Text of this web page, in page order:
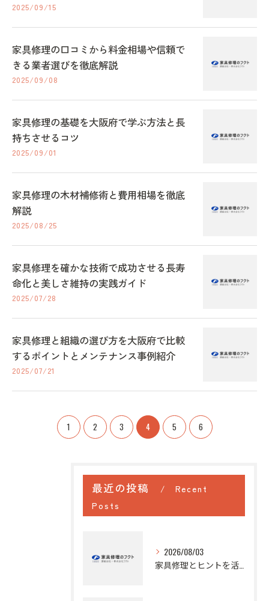
2025/09/15
家具修理の口コミから料金相場や信頼で
きる業者選びを徹底解説
2025/09/08
家具修理の基礎を大阪府で学ぶ方法と長
持ちさせるコツ
2025/09/01
家具修理の木材補修術と費用相場を徹底
解説
2025/08/25
家具修理を確かな技術で成功させる長寿
命化と美しさ維持の実践ガイド
2025/07/28
家具修理と組織の選び方を大阪府で比較
するポイントとメンテナンス事例紹介
2025/07/21
1 2 3 4 5 6
最近の投稿
Recent
Posts
2026/08/03